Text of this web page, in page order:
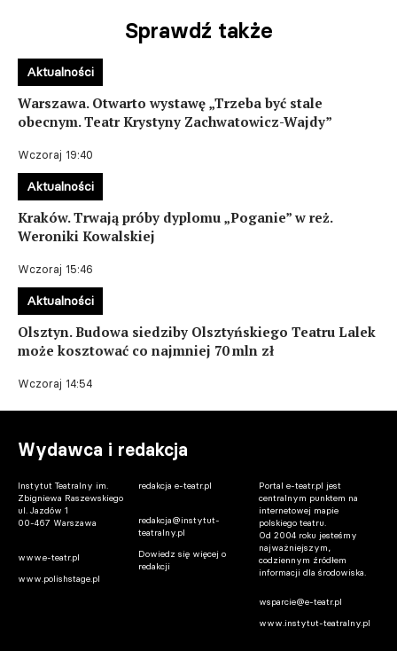
Sprawdź także
Warszawa. Otwarto wystawę „Trzeba być stale
obecnym. Teatr Krystyny Zachwatowicz-Wajdy”
Wczoraj 19:40
Aktualności
Kraków. Trwają próby dyplomu „Poganie” w reż.
Weroniki Kowalskiej
Wczoraj 15:46
Aktualności
Olsztyn. Budowa siedziby Olsztyńskiego Teatru Lalek
może kosztować co najmniej 70 mln zł
Wczoraj 14:54
Aktualności
Wydawca i redakcja
Instytut Teatralny im.
Zbigniewa Raszewskiego
ul. Jazdów 1
00-467 Warszawa
www.e-teatr.pl
www.polishstage.pl
redakcja e-teatr.pl
redakcja@instytut-
teatralny.pl
Dowiedz się więcej o
redakcji
Portal e-teatr.pl jest
centralnym punktem na
internetowej mapie
polskiego teatru.
Od 2004 roku jesteśmy
najważniejszym,
codziennym źródłem
informacji dla środowiska.
wsparcie@e-teatr.pl
www.instytut-teatralny.pl